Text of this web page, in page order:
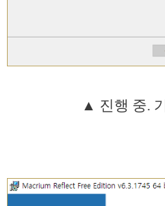
▲ 진행 중.